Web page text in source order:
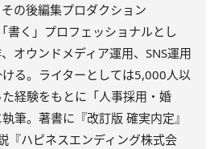
の後編集プロダクション
書く」プロフェッショナルとし
オウンドメディア運用、SNS運用
る。ライターとしては5,000人以
経験をもとに「人事採用・婚
筆。著書に『改訂版 確実内定』
『ハピネスエンディング株式会